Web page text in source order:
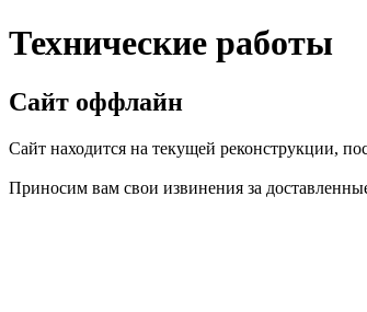
Технические работы
Сайт оффлайн
Сайт находится на текущей реконструкции,
Приносим вам свои извинения за